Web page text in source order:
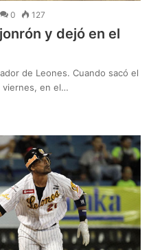
0 127
y dejó en el
de Leones. Cuando sacó el
viernes, en el…